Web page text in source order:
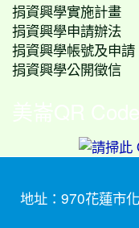
捐資興學實施計畫
捐資興學申請辦法
捐資興學帳號及申請
捐資興學公開徵信
美崙QR Code
地址：970花蓮市